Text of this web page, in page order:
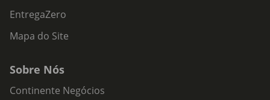
EntregaZero
Mapa do Site
Sobre Nós
Continente Negócios